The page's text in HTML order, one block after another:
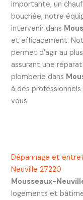
importante, un
bouchée, notre
intervenir dans
et efficacement.
permet d’agir au
assurant une
plomberie dans
à des
vous.
Dépannage et
Neuville 27220
Mousseaux-
logements et